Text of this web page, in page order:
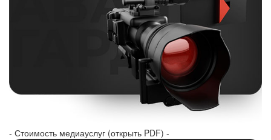
- Стоимость медиауслуг (открыть PDF) -